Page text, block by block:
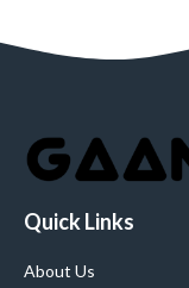
Quick Links
About Us